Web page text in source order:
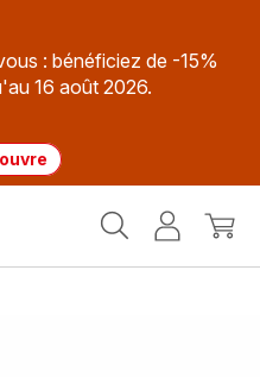
: bénéficiez de -15%
16 août 2026.
MonMon